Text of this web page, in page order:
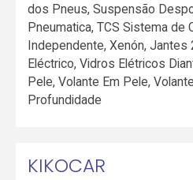
dos Pneus, Suspensão
Pneumatica, TCS Sistema de
Independente, Xenón, Jantes
Eléctrico, Vidros Elétricos
Pele, Volante Em Pele,
Profundidade
KIKOCAR